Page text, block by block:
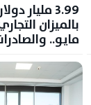
3.99 مليار
بالميزان
مايو..